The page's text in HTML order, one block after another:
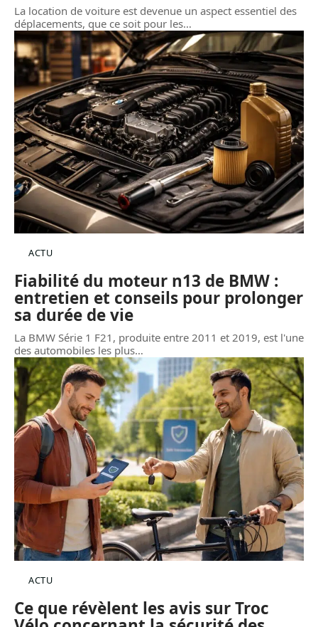
La location de voiture est devenue un aspect essentiel des
déplacements, que ce soit pour les…
ACTU
Fiabilité du moteur n13 de BMW :
entretien et conseils pour prolonger
sa durée de vie
La BMW Série 1 F21, produite entre 2011 et 2019, est l'une
des automobiles les plus…
ACTU
Ce que révèlent les avis sur Troc